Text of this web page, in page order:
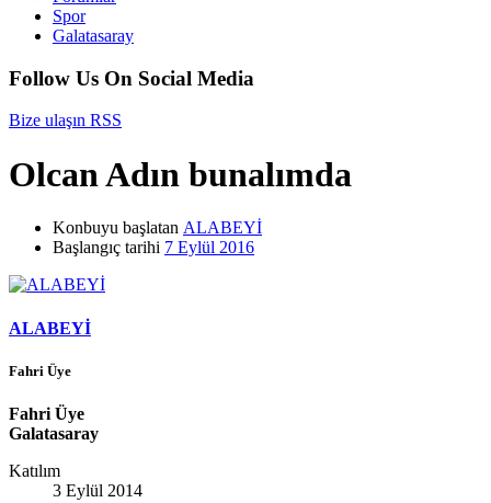
Spor
Galatasaray
Follow Us On Social Media
Bize ulaşın RSS
Olcan Adın bunalımda
Konbuyu başlatan ALABEYİ
Başlangıç tarihi 7 Eylül 2016
ALABEYİ
Fahri Üye
Fahri Üye
Galatasaray
Katılım
3 Eylül 2014